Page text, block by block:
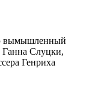
вымышленный
Ганна Слуцки,
Генриха